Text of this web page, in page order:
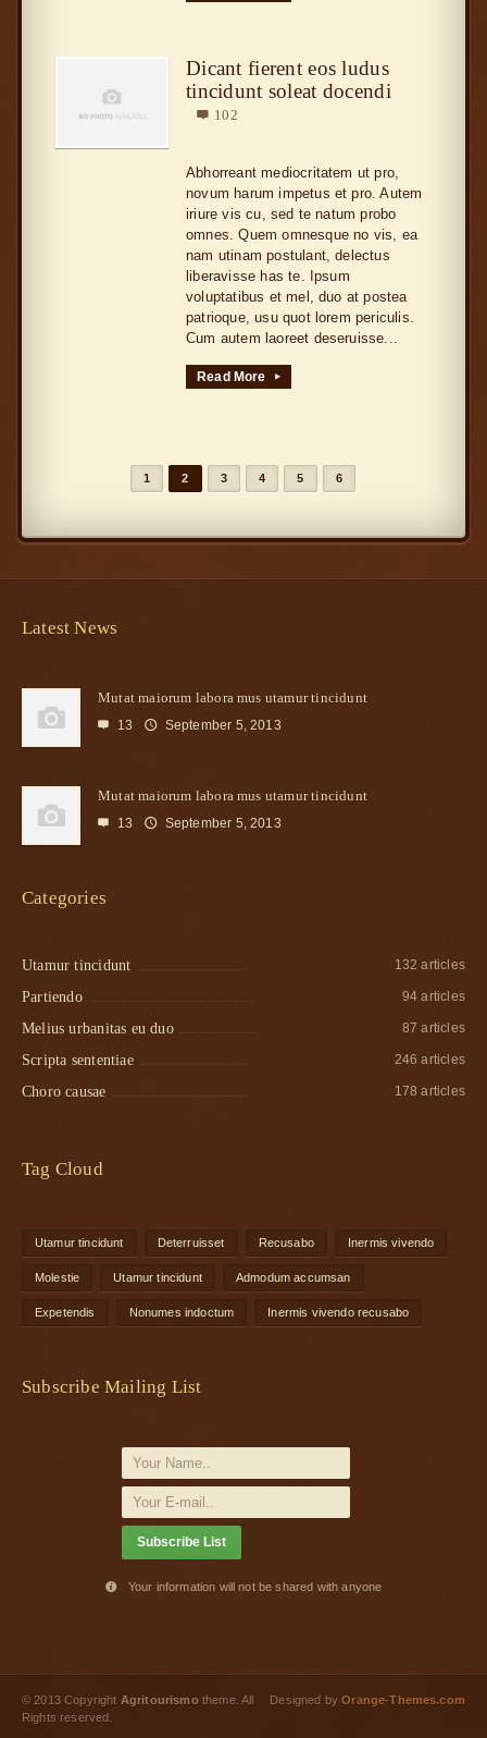
Dicant fierent eos ludus
tincidunt soleat docendi
 102
Abhorreant mediocritatem ut pro,
novum harum impetus et pro. Autem
iriure vis cu, sed te natum probo
omnes. Quem omnesque no vis, ea
nam utinam postulant, delectus
liberavisse has te. Ipsum
voluptatibus et mel, duo at postea
patrioque, usu quot lorem periculis.
Cum autem laoreet deseruisse...
Read More ▸
1 2 3 4 5 6
Latest News
Mutat maiorum labora mus utamur tincidunt
 13 🕔 September 5, 2013
Mutat maiorum labora mus utamur tincidunt
 13 🕔 September 5, 2013
Categories
132 articles
Utamur tincidunt
94 articles
Partiendo
87 articles
Melius urbanitas eu duo
246 articles
Scripta sententiae
178 articles
Choro causae
Tag Cloud
Utamur tincidunt Deterruisset Recusabo Inermis vivendo
Molestie Utamur tincidunt Admodum accumsan
Expetendis Nonumes indoctum Inermis vivendo recusabo
Subscribe Mailing List
 Your information will not be shared with anyone
Designed byOrange-Themes.com
© 2013 Copyright Agritourismo theme. All
Rights reserved.